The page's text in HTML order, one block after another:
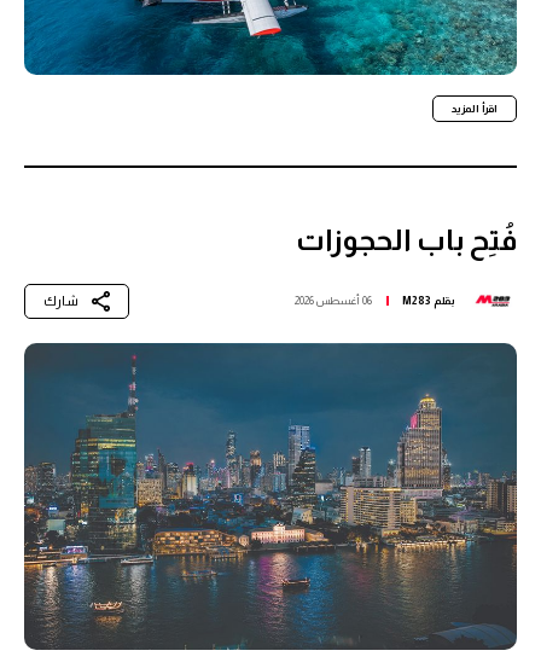
اقرأ المزيد
فُتِح باب الحجوزات
بقلم M283 06 أغسطس 2026 شارك